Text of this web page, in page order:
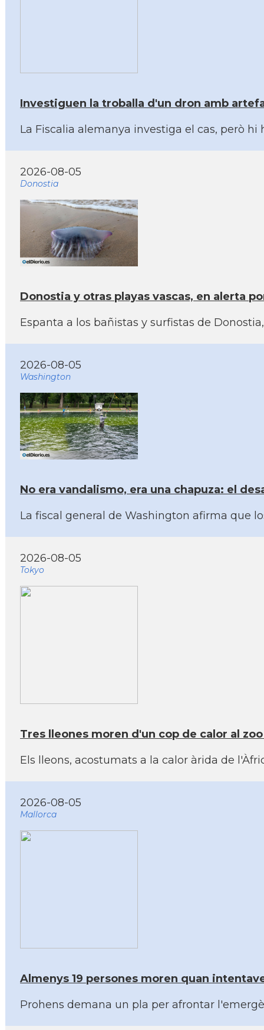
Investiguen la troballa d'un dron amb
La Fiscalia alemanya investiga el cas, però
2026-08-05
Donostia
Donostia y otras playas vascas, en alerta
Espanta a los bañistas y surfistas de
2026-08-05
Washington
No era vandalismo, era una chapuza: el
La fiscal general de Washington afirma que
2026-08-05
Tokyo
Tres lleones moren d'un cop de calor al
Els lleons, acostumats a la calor àrida de
2026-08-05
Mallorca
Almenys 19 persones moren quan
Prohens demana un pla per afrontar